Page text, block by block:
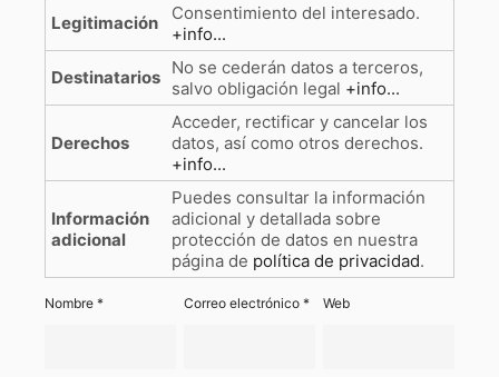
Legitimación
Consentimiento del interesado.
+info...
Destinatarios No se cederán datos a terceros,
salvo obligación legal +info...
Derechos
Acceder, rectificar y cancelar los
datos, así como otros derechos.
+info...
Información
adicional
Puedes consultar la información
adicional y detallada sobre
protección de datos en nuestra
página de política de privacidad.
Nombre * Correo electrónico* Web